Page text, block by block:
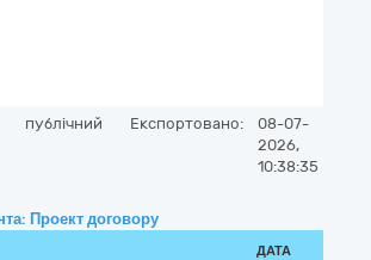
публічний Експортовано:
08-07-
2026,
10:38:35
Проект договору
ДАТА